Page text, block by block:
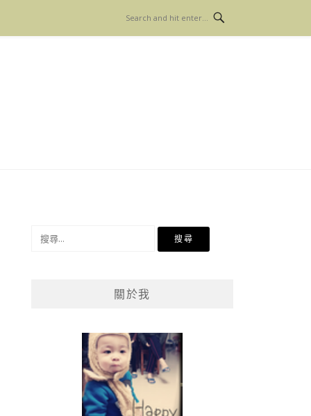
關於我